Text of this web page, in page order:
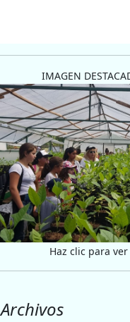
IMAGEN
Haz clic para
Archivos